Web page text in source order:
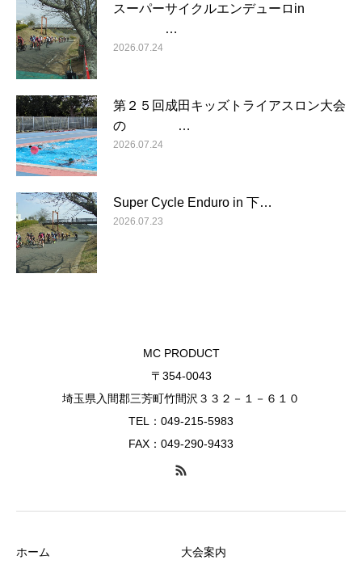
スーパーサイクルエンデューロin
…
2026.07.24
第２５回成田キッズトライアスロン大会
の …
2026.07.24
Super Cycle Enduro in 下…
2026.07.23
MC PRODUCT
〒354-0043
埼玉県入間郡三芳町竹間沢３３２－１－６１０
TEL：049-215-5983
FAX：049-290-9433
ホーム 大会案内